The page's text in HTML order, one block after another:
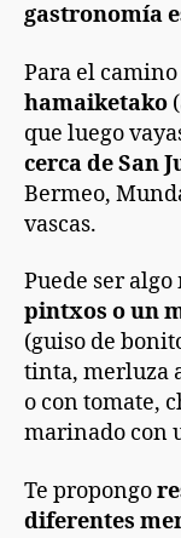
gastronomía
Para el
hamaiketako
que luego
cerca de San
Bermeo,
vascas.
Puede ser
pintxos o un
(guiso de
tinta, merluza
o con tomate,
marinado con
Te propongo
diferentes